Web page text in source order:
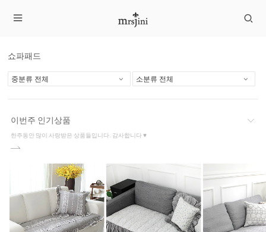
쇼파패드
이번주 인기상품
한주동안 많이 사랑받은 상품들입니다. 감사합니다 ♥